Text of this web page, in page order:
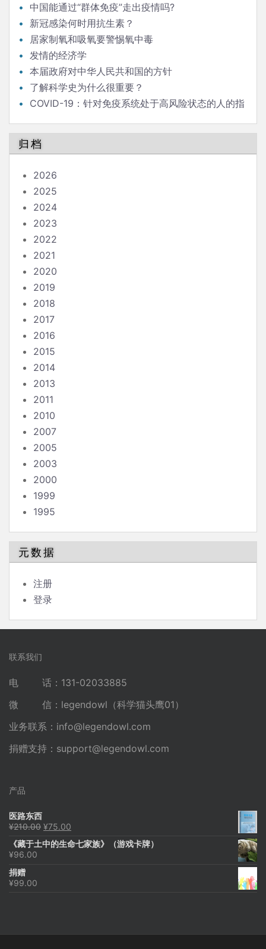
中国能通过“群体免疫”走出疫情吗?
新冠感染何时用抗生素？
居家制氧和吸氧要警惕氧中毒
发情的经济学
本届政府对中华人民共和国的方针
了解科学史为什么很重要？
COVID-19：针对免疫系统处于高风险状态的人的指
归档
2026
2025
2024
2023
2022
2021
2020
2019
2018
2017
2016
2015
2014
2013
2011
2010
2007
2005
2003
2000
1999
1995
元数据
注册
登录
联系我们
电 话：131-02033885
微 信：legendowl（科学猫头鹰01）
业务联系： info@legendowl.com
捐赠支持： support@legendowl.com
产品
医路东西
¥210.00 原
为：
¥75.00
价
《藏于土中的生命七家族》（游戏卡牌）
¥96.00
捐赠
¥99.00